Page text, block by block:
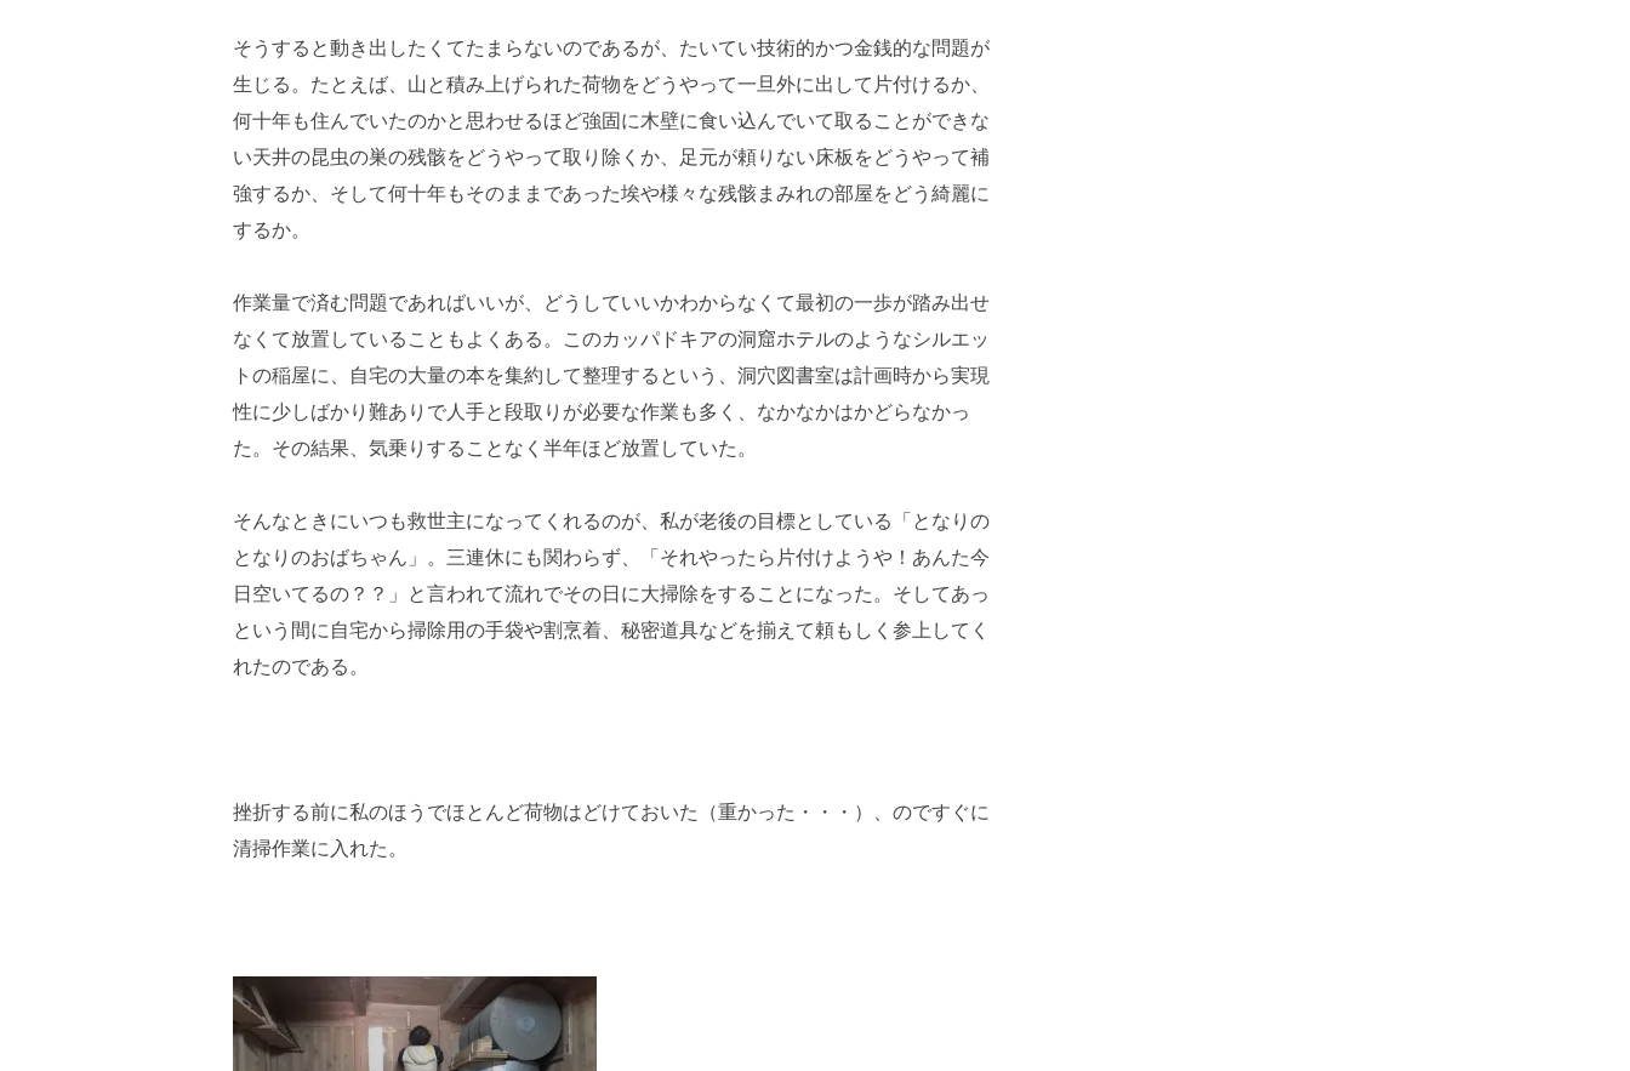
そうすると動き出したくてたまらないのであるが、たいてい技術的かつ金銭的な問題が
生じる。たとえば、山と積み上げられた荷物をどうやって一旦外に出して片付けるか、
何十年も住んでいたのかと思わせるほど強固に木壁に食い込んでいて取ることができな
い天井の昆虫の巣の残骸をどうやって取り除くか、足元が頼りない床板をどうやって補
強するか、そして何十年もそのままであった埃や様々な残骸まみれの部屋をどう綺麗に
するか。
作業量で済む問題であればいいが、どうしていいかわからなくて最初の一歩が踏み出せ
なくて放置していることもよくある。このカッパドキアの洞窟ホテルのようなシルエッ
トの稲屋に、自宅の大量の本を集約して整理するという、洞穴図書室は計画時から実現
性に少しばかり難ありで人手と段取りが必要な作業も多く、なかなかはかどらなかっ
た。その結果、気乗りすることなく半年ほど放置していた。
そんなときにいつも救世主になってくれるのが、私が老後の目標としている「となりの
となりのおばちゃん」。三連休にも関わらず、「それやったら片付けようや！あんた今
日空いてるの？？」と言われて流れでその日に大掃除をすることになった。そしてあっ
という間に自宅から掃除用の手袋や割烹着、秘密道具などを揃えて頼もしく参上してく
れたのである。
挫折する前に私のほうでほとんど荷物はどけておいた（重かった・・・）、のですぐに
清掃作業に入れた。